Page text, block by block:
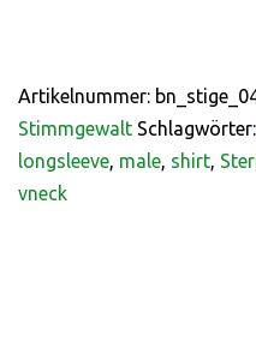
Artikelnummer:
Stimmgewalt Schlagwörter:
longsleeve, male, shirt,
vneck